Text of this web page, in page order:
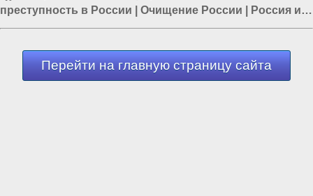
преступность в России
Очищение России
Россия и
Евразия|Власть в РФ|Борьба с преступностью|
Перейти на главную страницу сайта